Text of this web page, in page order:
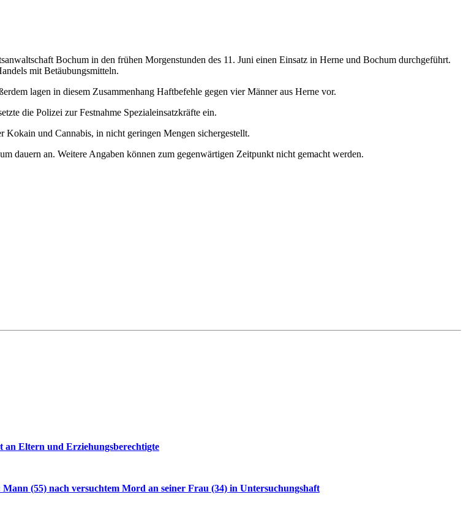
Bochum in den frühen Morgenstunden des 11. Juni einen Einsatz in Herne und Bochum durchgeführt.
mit Betäubungsmitteln.
lagen in diesem Zusammenhang Haftbefehle gegen vier Männer aus Herne vor.
die Polizei zur Festnahme Spezialeinsatzkräfte ein.
Kokain und Cannabis, in nicht geringen Mengen sichergestellt.
dauern an. Weitere Angaben können zum gegenwärtigen Zeitpunkt nicht gemacht werden.
an Eltern und Erziehungsberechtigte
(55) nach versuchtem Mord an seiner Frau (34) in Untersuchungshaft